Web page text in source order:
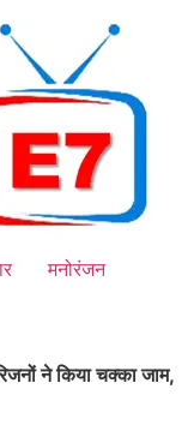
मनोरंजन
ने किया चक्का जाम,